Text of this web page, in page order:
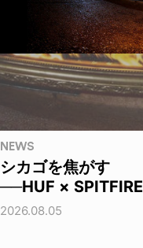
NEWS
シカゴを焦がす
──HUF × SPITFIRE
2026.08.05